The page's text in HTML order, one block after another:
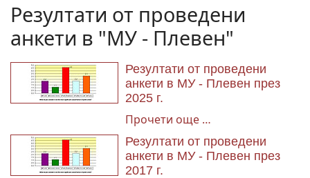
Резултати от проведени
анкети в "МУ - Плевен"
Резултати от проведени
анкети в МУ - Плевен през
2025 г.
Прочети още …
Резултати от проведени
анкети в МУ - Плевен през
2017 г.